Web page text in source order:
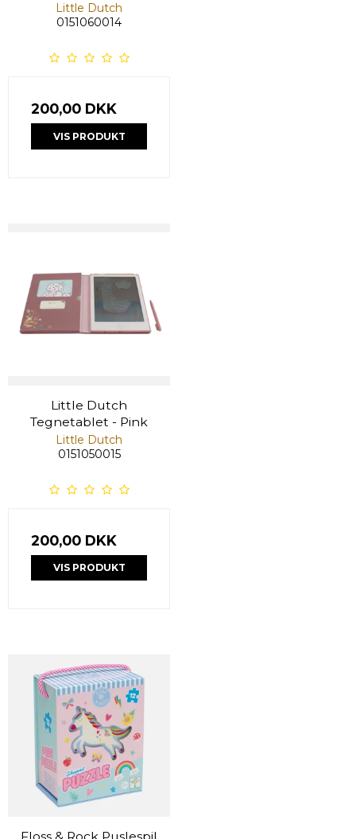
Little Dutch
0151060014
200,00 DKK
VIS PRODUKT
Little Dutch
Tegnetablet - Pink
Little Dutch
0151050015
200,00 DKK
VIS PRODUKT